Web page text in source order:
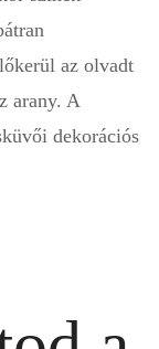
az olvadt
arany. A
dekorációs